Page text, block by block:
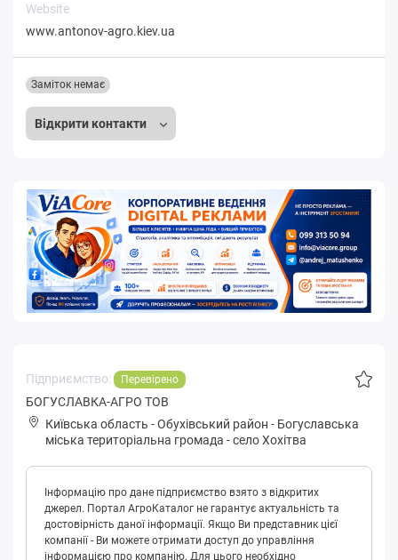
Website
www.antonov-agro.kiev.ua
Відкрити контакти
Заміток немає
Підприємство: Перевірено
БОГУСЛАВКА-АГРО ТОВ
Київська область -Обухівський район - Бoгуслaвськa
міська територіальна громада -село Хохітва
Інформацію про дане підприємство взято з відкритих
джерел. Портал АгроКаталог не гарантує актуальність та
достовірність даної інформації. Якщо Ви представник цієї
компанії - Ви можете отримати доступ до управління
інформацією про компанію. Для цього необхідно